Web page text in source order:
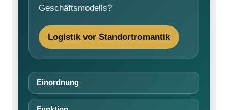
Geschäftsmodells?
Logistik vor Standortromantik
Einordnung